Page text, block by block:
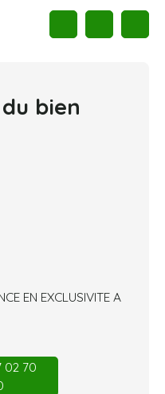
du bien
EN EXCLUSIVITE A
02 70